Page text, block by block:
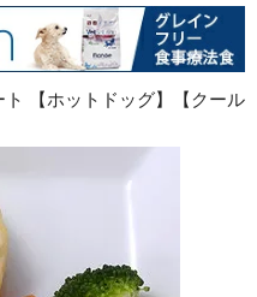
【ホットドッグ】【クール